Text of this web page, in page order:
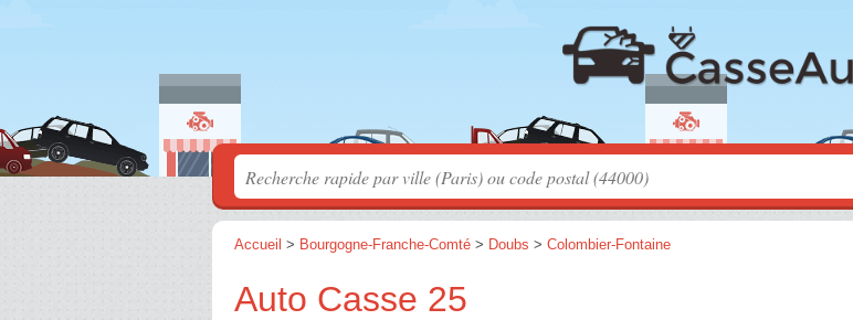
Accueil > Bourgogne-Franche-Comté > Doubs > Colombier-Fontaine
Auto Casse 25